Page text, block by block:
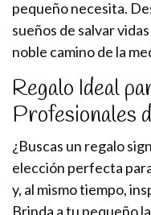
pequeño necesita.
sueños de salvar
noble camino de la
Regalo Ideal
Profesionales
¿Buscas un regalo
elección perfecta
y, al mismo tiempo,
Brinda a tu pequeño